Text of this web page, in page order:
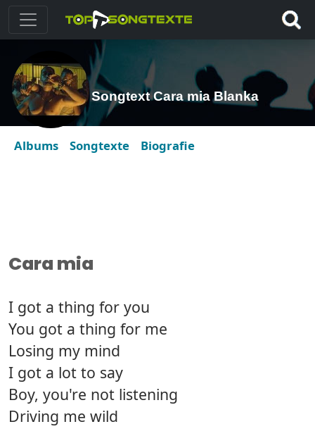
Songtext Cara mia Blanka
Albums Songtexte Biografie
Cara mia
I got a thing for you
You got a thing for me
Losing my mind
I got a lot to say
Boy, you're not listening
Driving me wild